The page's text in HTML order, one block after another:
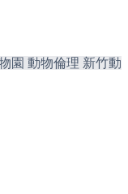
園 動物倫理 新竹動